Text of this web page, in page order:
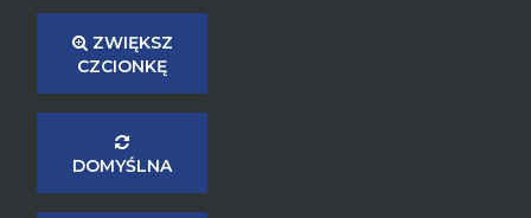
ZWIĘKSZ
CZCIONKĘ
DOMYŚLNA